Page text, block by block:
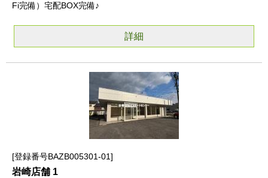
Fi完備）宅配BOX完備♪
詳細
登録番号BAZB005301-01
岩崎店舗 1